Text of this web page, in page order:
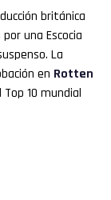
británica
una Escocia
La
en Rotten
10 mundial